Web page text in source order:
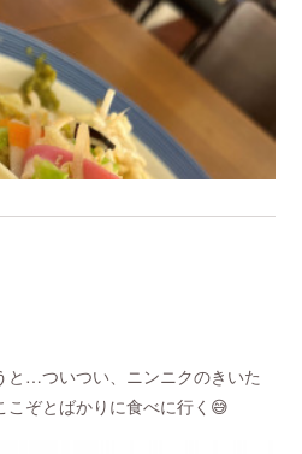
と…ついつい、ニンニクのきいた
ぞとばかりに食べに行く😅